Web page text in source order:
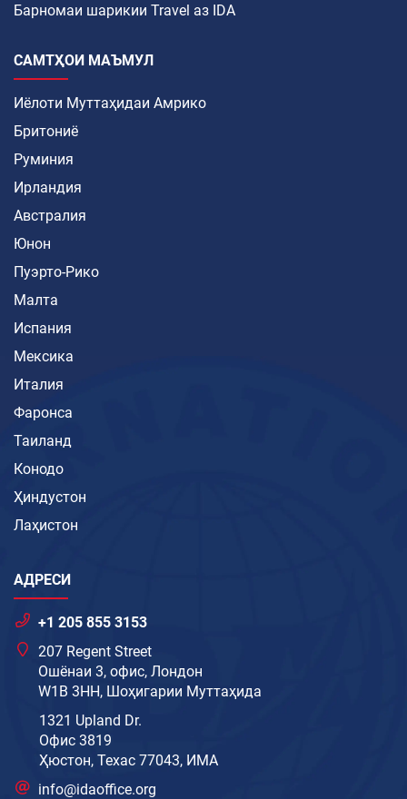
Барномаи шарикии Travel аз IDA
САМТҲОИ МАЪМУЛ
Иёлоти Муттаҳидаи Амрико
Бритониё
Руминия
Ирландия
Австралия
Юнон
Пуэрто-Рико
Малта
Испания
Мексика
Италия
Фаронса
Таиланд
Конодо
Ҳиндустон
Лаҳистон
АДРЕСИ
+1 205 855 3153
207 Regent Street
Ошёнаи 3, офис, Лондон
W1B 3HH, Шоҳигарии Муттаҳида
1321 Upland Dr.
Офис 3819
Ҳюстон, Техас 77043, ИМА
info@idaoffice.org